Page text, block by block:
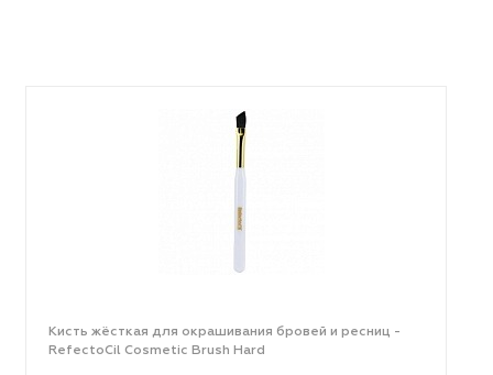
Кисть жёсткая для окрашивания бровей и ресниц -
RefectoCil Cosmetic Brush Hard